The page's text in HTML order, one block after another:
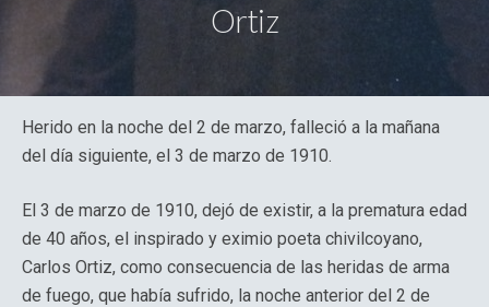
Ortiz
Herido en la noche del 2 de marzo, falleció a la mañana
del día siguiente, el 3 de marzo de 1910.
El 3 de marzo de 1910, dejó de existir, a la prematura edad
de 40 años, el inspirado y eximio poeta chivilcoyano,
Carlos Ortiz, como consecuencia de las heridas de arma
de fuego, que había sufrido, la noche anterior del 2 de